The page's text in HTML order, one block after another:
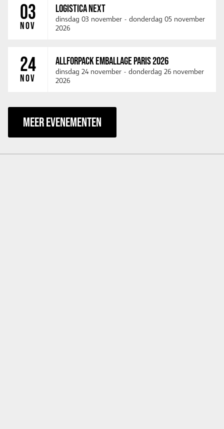
03
NOV
LOGISTICA NEXT
dinsdag 03 november - donderdag 05 november
2026
24
NOV
ALLFORPACK EMBALLAGE PARIS 2026
dinsdag 24 november - donderdag 26 november
2026
MEER EVENEMENTEN